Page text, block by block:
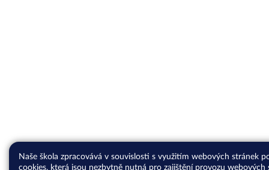
Naše škola zpracovává v souvislosti s využitím webových stránek
cookies, která jsou nezbytně nutná pro zajištění provozu webových